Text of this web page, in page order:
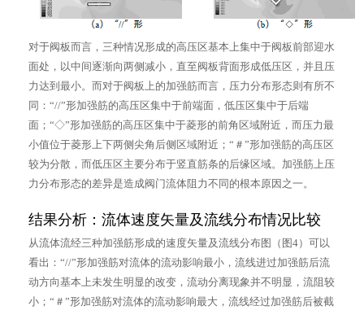
对于阀板而言，三种情况形成的高压区基本上集中于阀板前部迎水
面处，以中间逐渐向两侧减小，直至阀板背面形成低压区，并且压
力达到最小。而对于阀板上的加强筋而言，压力分布形态则有所不
同：“//”形加强筋的高压区集中于前端面，低压区集中于后端
面；“◇”形加强筋的高压区集中于菱形的前角区域附近，而压力最
小值位于菱形上下两侧尖角后侧区域附近；“＃”形加强筋的高压区
较为分散，而低压区主要分布于竖直筋条的后缘区域。加强筋上压
力分布形态的差异是造成阀门流体阻力不同的根本原因之一。
结果分析：流体速度矢量及流线分布情况比较
从流体流经三种加强筋形成的速度矢量及流线分布图（图4）可以
看出：“//”形加强筋对流体的流动影响最小，流线进过加强筋后流
动方向基本上未发生明显的改变，流动分离现象并不明显，流阻较
小；“＃”形加强筋对流体的流动影响最大，流线经过加强筋后被截